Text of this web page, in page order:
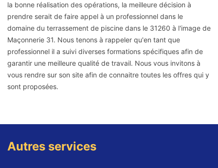
la bonne réalisation des opérations, la meilleure décision à
prendre serait de faire appel à un professionnel dans le
domaine du terrassement de piscine dans le 31260 à l'image de
Maçonnerie 31. Nous tenons à rappeler qu'en tant que
professionnel il a suivi diverses formations spécifiques afin de
garantir une meilleure qualité de travail. Nous vous invitons à
vous rendre sur son site afin de connaitre toutes les offres qui y
sont proposées.
Autres services